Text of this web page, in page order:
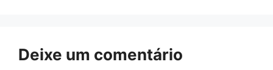
Deixe um comentário